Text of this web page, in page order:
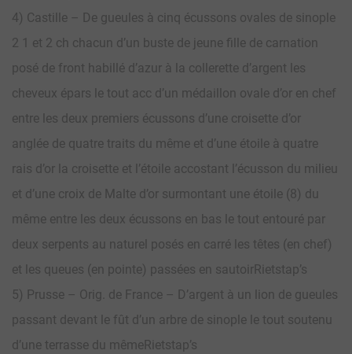
4) Castille – De gueules à cinq écussons ovales de sinople
2 1 et 2 ch chacun d’un buste de jeune fille de carnation
posé de front habillé d’azur à la collerette d’argent les
cheveux épars le tout acc d’un médaillon ovale d’or en chef
entre les deux premiers écussons d’une croisette d’or
anglée de quatre traits du même et d’une étoile à quatre
rais d’or la croisette et l’étoile accostant l’écusson du milieu
et d’une croix de Malte d’or surmontant une étoile (8) du
même entre les deux écussons en bas le tout entouré par
deux serpents au naturel posés en carré les têtes (en chef)
et les queues (en pointe) passées en sautoirRietstap’s
5) Prusse – Orig. de France – D’argent à un lion de gueules
passant devant le fût d’un arbre de sinople le tout soutenu
d’une terrasse du mêmeRietstap’s